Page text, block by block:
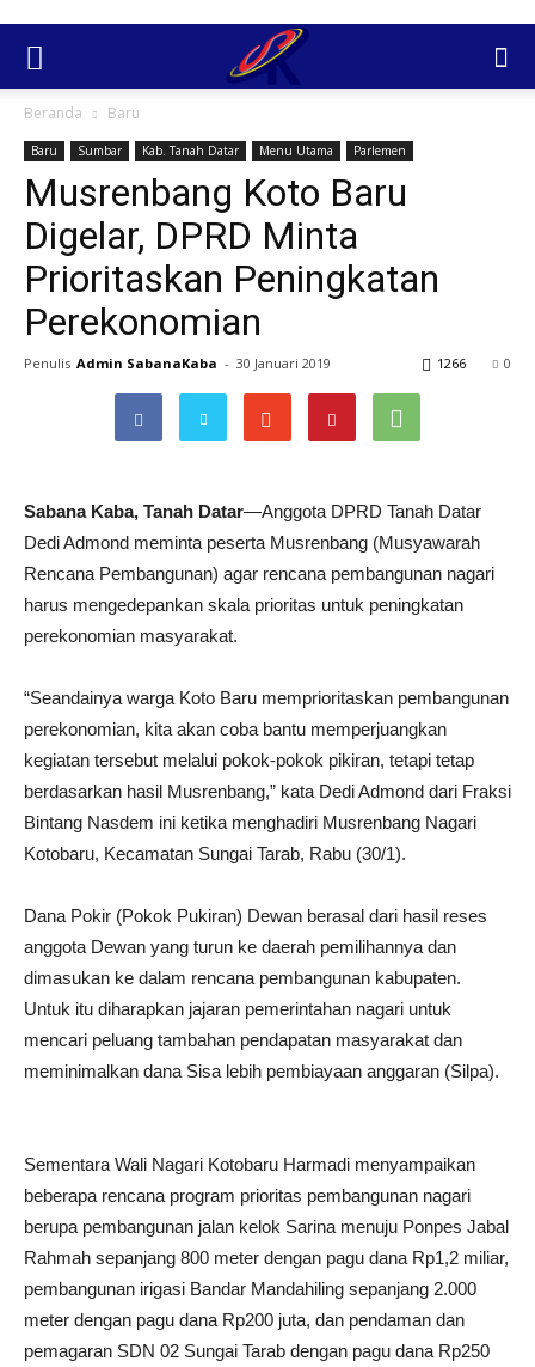
Beranda Baru
Baru Sumbar Kab. Tanah Datar Menu Utama Parlemen
Musrenbang Koto Baru
Digelar, DPRD Minta
Prioritaskan Peningkatan
Perekonomian
Penulis Admin SabanaKaba - 30 Januari 2019 0
1266
Sabana Kaba, Tanah Datar—Anggota DPRD Tanah Datar
Dedi Admond meminta peserta Musrenbang (Musyawarah
Rencana Pembangunan) agar rencana pembangunan nagari
harus mengedepankan skala prioritas untuk peningkatan
perekonomian masyarakat.
“Seandainya warga Koto Baru memprioritaskan pembangunan
perekonomian, kita akan coba bantu memperjuangkan
kegiatan tersebut melalui pokok-pokok pikiran, tetapi tetap
berdasarkan hasil Musrenbang,” kata Dedi Admond dari Fraksi
Bintang Nasdem ini ketika menghadiri Musrenbang Nagari
Kotobaru, Kecamatan Sungai Tarab, Rabu (30/1).
Dana Pokir (Pokok Pukiran) Dewan berasal dari hasil reses
anggota Dewan yang turun ke daerah pemilihannya dan
dimasukan ke dalam rencana pembangunan kabupaten.
Untuk itu diharapkan jajaran pemerintahan nagari untuk
mencari peluang tambahan pendapatan masyarakat dan
meminimalkan dana Sisa lebih pembiayaan anggaran (Silpa).
Sementara Wali Nagari Kotobaru Harmadi menyampaikan
beberapa rencana program prioritas pembangunan nagari
berupa pembangunan jalan kelok Sarina menuju Ponpes Jabal
Rahmah sepanjang 800 meter dengan pagu dana Rp1,2 miliar,
pembangunan irigasi Bandar Mandahiling sepanjang 2.000
meter dengan pagu dana Rp200 juta, dan pendaman dan
pemagaran SDN 02 Sungai Tarab dengan pagu dana Rp250